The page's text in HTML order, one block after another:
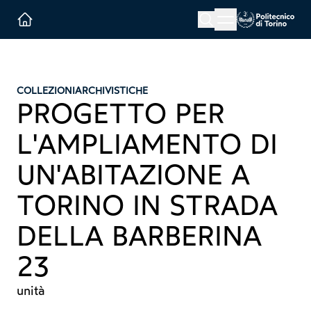
Menu button
COLLEZIONIARCHIVISTICHE
PROGETTO PER
L'AMPLIAMENTO DI
UN'ABITAZIONE A
TORINO IN STRADA
DELLA BARBERINA
23
unità